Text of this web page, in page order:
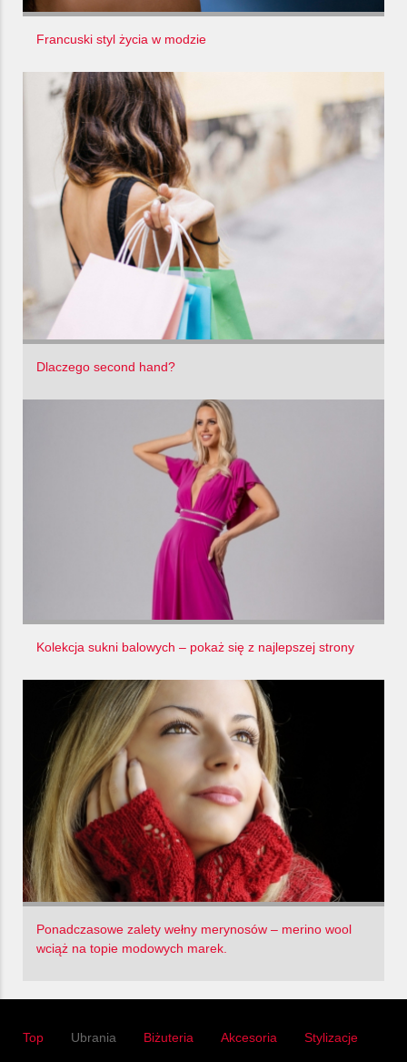
Francuski styl życia w modzie
Dlaczego second hand?
Kolekcja sukni balowych – pokaż się z najlepszej strony
Ponadczasowe zalety wełny merynosów – merino wool
wciąż na topie modowych marek.
Top Ubrania Biżuteria Akcesoria Stylizacje